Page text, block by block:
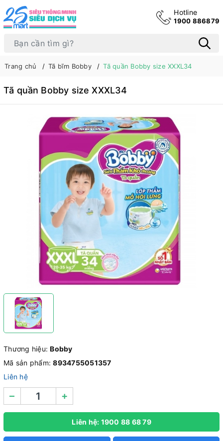
Hotline
1900 886879
Trang chủ Tã bĩm Bobby Tã quần Bobby size XXXL34
Tã quần Bobby size XXXL34
Thương hiệu:Bobby
Mã sản phẩm:8934755051357
Liên hệ
– +
Liên hệ: 1900 88 68 79